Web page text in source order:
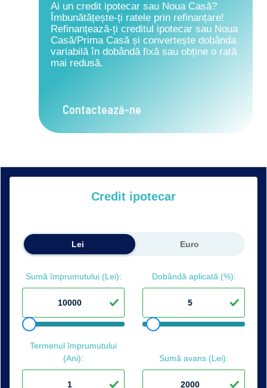
Ai un credit ipotecar sau Noua Casă?
Îmbunătățește-ți ratele prin refinanțare!
Refinanțează-ți creditul ipotecar sau Noua
Casă/Prima Casă și convertește dobânda
variabilă în dobândă fixă sau obține o rată
mai redusă.
Contactează-ne
Credit ipotecar
Lei Euro
Sumă împrumutului (Lei): Dobândă aplicată (%):
Termenul împrumutului
(Ani):
Sumă avans (Lei):